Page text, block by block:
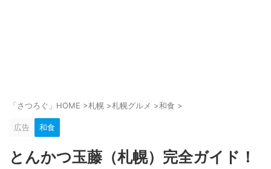
「さつろぐ」HOME >札幌 >札幌グルメ >和食 >
広告 和食
とんかつ玉藤（札幌）完全ガイド！